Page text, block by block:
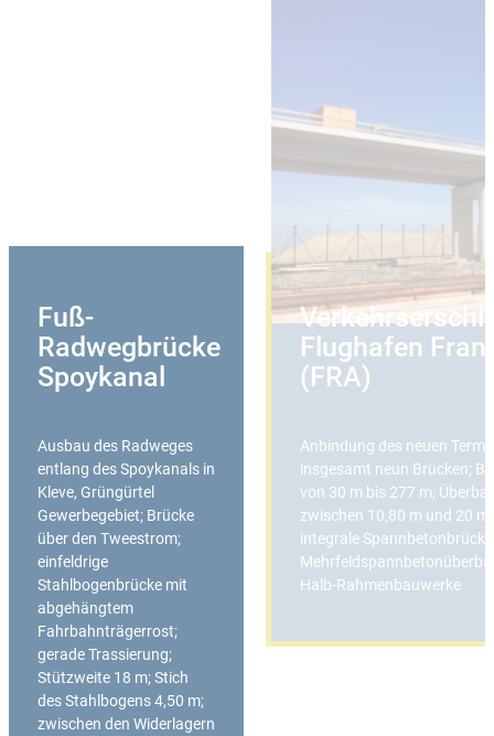
Fuß-
Radwegbrücke
Spoykanal
Ausbau des Radweges
entlang des Spoykanals in
Kleve, Grüngürtel
Gewerbegebiet; Brücke
über den Tweestrom;
einfeldrige
Stahlbogenbrücke mit
abgehängtem
Fahrbahnträgerrost;
gerade Trassierung;
Stützweite 18 m; Stich
des Stahlbogens 4,50 m;
zwischen den Widerlagern
Flughafen
(FRA)
Anbindung des neuen
insgesamt neun Brücken;
von 30 m bis 277 m;
zwischen 10,80 m und 20
integrale
Halb-Rahmenbauwerke